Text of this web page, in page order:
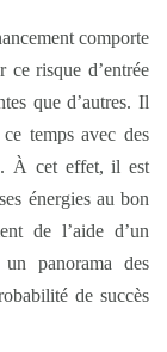
comporte
ce risque d’entrée
que d’autres. Il
temps avec des
À cet effet, il est
énergies au bon
de l’aide d’un
panorama des
de succès